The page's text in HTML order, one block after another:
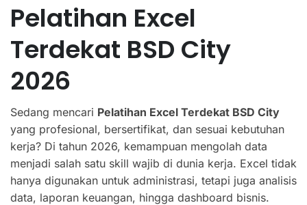
Pelatihan Excel
Terdekat BSD City
2026
Sedang mencari Pelatihan Excel Terdekat BSD City
yang profesional, bersertifikat, dan sesuai kebutuhan
kerja? Di tahun 2026, kemampuan mengolah data
menjadi salah satu skill wajib di dunia kerja. Excel tidak
hanya digunakan untuk administrasi, tetapi juga analisis
data, laporan keuangan, hingga dashboard bisnis.